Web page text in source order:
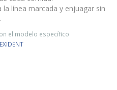
línea marcada y enjuagar sin
el modelo específico